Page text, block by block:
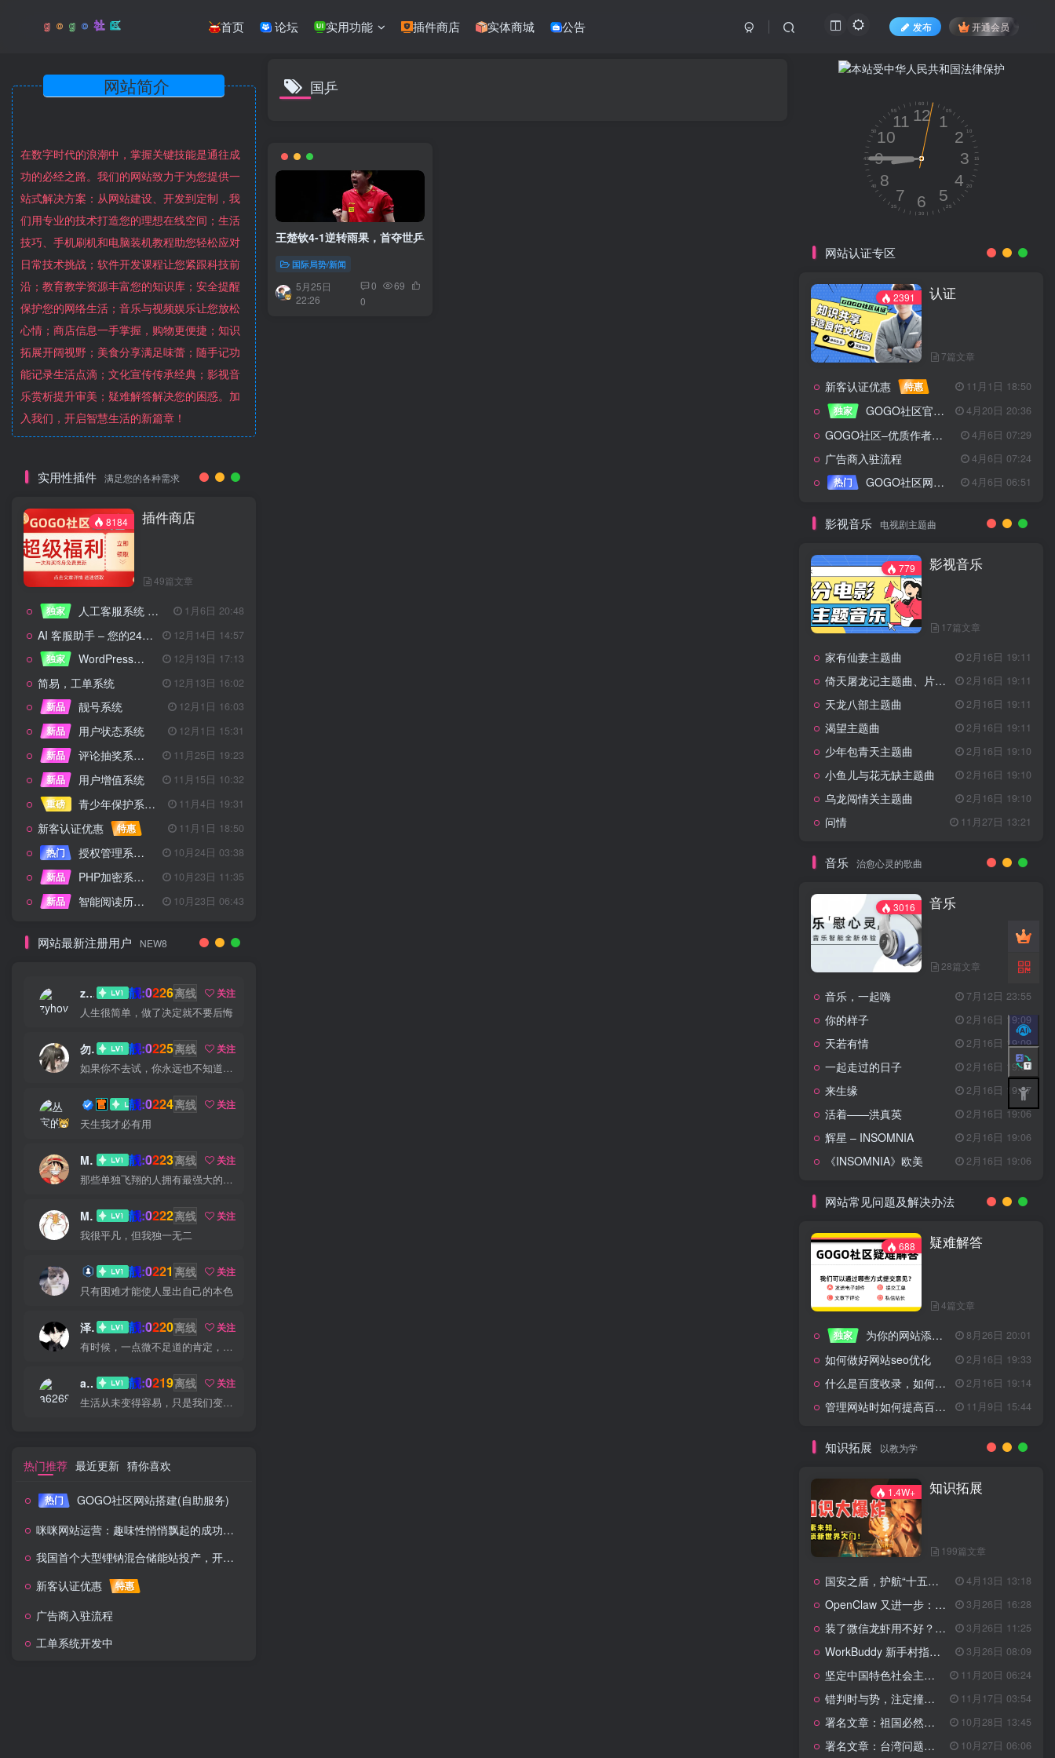
首页 论坛 实用功能 插件商店 实体商城 公告 发布 开通会员
在数字时代的浪潮中，掌握关键技能是通往成
功的必经之路。我们的网站致力于为您提供一
站式解决方案：从网站建设、开发到定制，我
们用专业的技术打造您的理想在线空间；生活
技巧、手机刷机和电脑装机教程助您轻松应对
日常技术挑战；软件开发课程让您紧跟科技前
沿；教育教学资源丰富您的知识库；安全提醒
保护您的网络生活；音乐与视频娱乐让您放松
心情；商店信息一手掌握，购物更便捷；知识
拓展开阔视野；美食分享满足味蕾；随手记功
能记录生活点滴；文化宣传传承经典；影视音
乐赏析提升审美；疑难解答解决您的困惑。加
入我们，开启智慧生活的新篇章！
实用性插件 满足您的各种需求
8184 插件商店
49篇文章
独家 人工客服系统 技术开发文档 1月6日 20:48
AI 客服助手 – 您的24/7智能客服专家
12月14日 14:57
独家
WordPress设备管理器插件 – 专业版 12月13日 17:13
简易，工单系统
12月13日 16:02
新品
靓号系统
12月1日 16:03
新品
用户状态系统
12月1日 15:31
新品
评论抽奖系统 – 完整功能详解
11月25日 19:23
新品
用户增值系统
11月15日 10:32
重磅
青少年保护系统 专为子比主题开发 11月4日 19:31
新客认证优惠 特惠
11月1日 18:50
热门
授权管理系统子比主题专版
10月24日 03:38
新品
PHP加密系统专业版
10月23日 11:35
新品
智能阅读历史系统 10月23日 06:43
网站最新注册用户 NEW8
zyhove 靓:0226离线
关注
人生很简单，做了决定就不要后悔
勿听 靓:0225离线
关注
如果你不去试，你永远也不知道结果，所以去试试吧
丛宝 靓:0224离线
关注
天生我才必有用
MS-康娃 靓:0223离线
关注
那些单独飞翔的人拥有最强大的翅膀
Miss 先生 靓:0222离线
关注
我很平凡，但我独一无二
猫小白 靓:0221 离线
关注
只有困难才能使人显出自己的本色
泽宇 靓:0220离线
关注
有时候，一点微不足道的肯定，对我却意义非凡
a626911 靓:0219离线
关注
生活从未变得容易，只是我们变得更加坚强
热门推荐 最近更新 猜你喜欢
热门
GOGO社区网站搭建(自助服务)
咪咪网站运营：趣味性悄悄飘起的成功风头
我国首个大型锂钠混合储能站投产，开启储能新时代
新客认证优惠
特惠
广告商入驻流程
工单系统开发中
国乒
王楚钦4-1逆转雨果，首夺世乒赛男单冠军，加冕双冠王
国际局势/新闻
5月25日
22:26
0
69
0
网站认证专区
2391 认证
7篇文章
新客认证优惠 特惠
11月1日 18:50
独家
GOGO社区官方成员认证 4月20日 20:36
GOGO社区–优质作者认证 4月6日 07:29
广告商入驻流程
4月6日 07:24
热门
GOGO社区网站搭建(自助服务) 4月6日 06:51
影视音乐 电视剧主题曲
779 影视音乐
17篇文章
家有仙妻主题曲 2月16日 19:11
倚天屠龙记主题曲、片头曲 2月16日 19:11
天龙八部主题曲 2月16日 19:11
渴望主题曲 2月16日 19:11
少年包青天主题曲 2月16日 19:10
小鱼儿与花无缺主题曲 2月16日 19:10
乌龙闯情关主题曲 2月16日 19:10
问情 11月27日 13:21
音乐 治愈心灵的歌曲
3016 音乐
28篇文章
音乐，一起嗨 7月12日 23:55
你的样子 2月16日 19:09
天若有情 2月16日 19:09
一起走过的日子 2月16日 19:07
来生缘 2月16日 19:07
活着——洪真英 2月16日 19:06
辉星 – INSOMNIA 2月16日 19:06
《INSOMNIA》欧美 2月16日 19:06
网站常见问题及解决办法
688 疑难解答
4篇文章
独家 为你的网站添加百度登录 8月26日 20:01
如何做好网站seo优化 2月16日 19:33
什么是百度收录，如何提高收录量？ 2月16日 19:14
管理网站时如何提高百度权重？ 11月9日 15:44
知识拓展 以教为学
1.4W+ 知识拓展
199篇文章
国安之盾，护航“十五五”新征程 4月13日 13:18
OpenClaw 又进一步：微信直连+安全检测+版本切换 3月26日 16:28
装了微信龙虾用不好？3步让你轻松指挥AI干活！ 3月26日 11:25
WorkBuddy 新手村指南：10 个核心技巧帮你解锁满级虾🦞！ 3月26日 08:09
坚定中国特色社会主义法治的政治定力 11月20日 06:24
错判时与势，注定撞南墙 11月17日 03:54
署名文章：祖国必然统一势不可挡 10月28日 13:45
署名文章：台湾问题的由来和性质 10月27日 06:06